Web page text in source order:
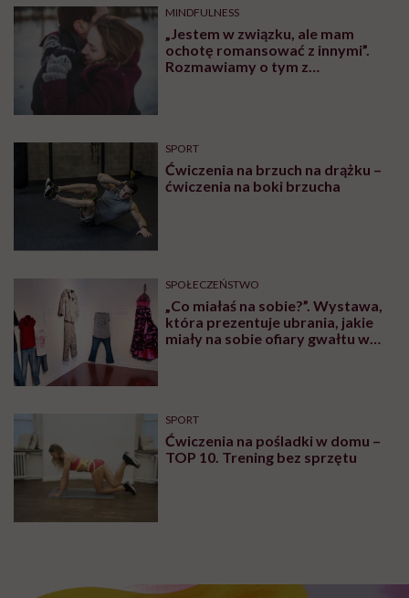
się dzieje. Nie mogą tego pojąć, nie radzą sobie z tym.
To emocjonalny rollercoaster: konsternacja,
wyparcie, rozpacz. Dlatego nie wyobrażam sobie
pracy z takimi pacjentkami bez wsparcia psychologa.
zdiagnozowano POI, nie akceptują terapii
hormonalnej, mają przed nią duży opór. A my, lekarze
wiemy, że bez hormonów ich zdrowie – kostne,
sercowo-naczyniowe, psychiczne – bardzo ucierpi,
związany z POI zwiększa ryzyko wystąpienia
poważnych schorzeń, takich jak osteoporoza,
demencja w późniejszym wieku,choroby sercaczy
szybszy rozwój Alzheimera.